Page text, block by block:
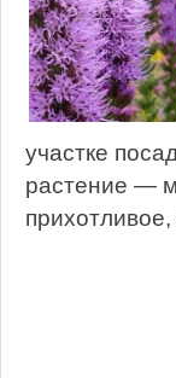
участке
растение —